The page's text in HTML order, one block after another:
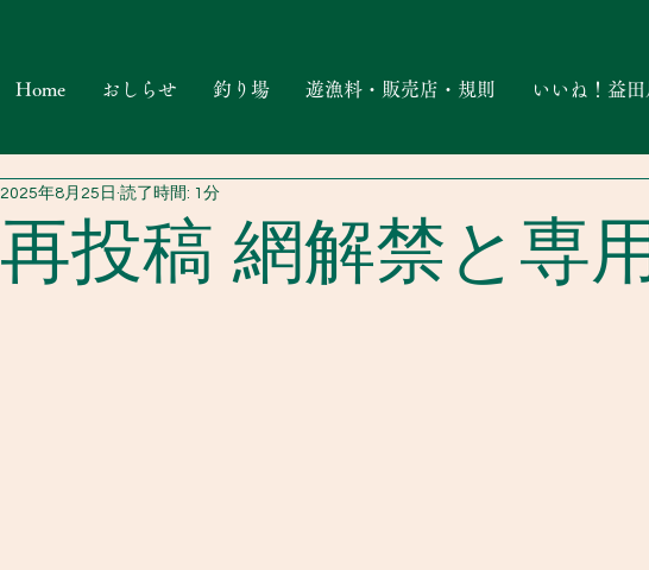
Home おしらせ 釣り場 遊漁料・販売店・規則 いいね！益田
再投稿 網解禁と専
2025年8月25日 読了時間: 1分